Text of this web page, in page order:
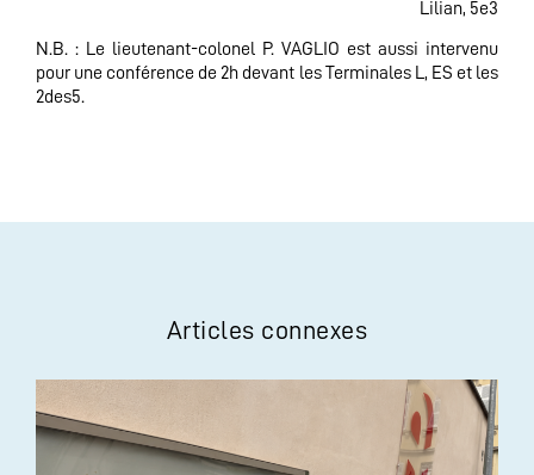
Lilian, 5e3
N.B. : Le lieutenant-colonel P. VAGLIO est aussi intervenu
pour une conférence de 2h devant les Terminales L, ES et les
2des5.
Articles connexes